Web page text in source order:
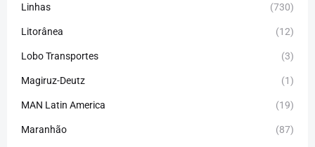
Linhas (730)
Litorânea (12)
Lobo Transportes (3)
Magiruz-Deutz (1)
MAN Latin America (19)
Maranhão (87)